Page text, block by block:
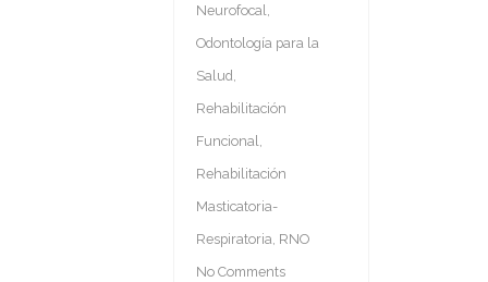
Neurofocal,
Odontología para la
Salud,
Rehabilitación
Funcional,
Rehabilitación
Masticatoria-
Respiratoria, RNO
No Comments